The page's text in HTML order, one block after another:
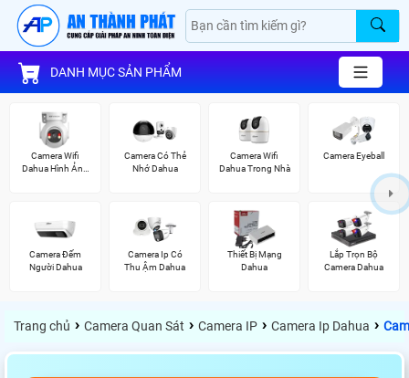
DANH MỤC SẢN PHẨM
Camera Wifi
Dahua Hình Ảnh
Camera Có Thẻ
Nhớ Dahua
Camera Wifi
Dahua Trong Nhà
Camera Eyeball
Camera Đếm
Người Dahua
Camera Ip Có
Thu Ậm Dahua
Thiết Bị Mạng
Dahua
Lắp Trọn Bộ
Camera Dahua
Trang chủ › Camera Quan Sát › Camera IP › Camera Ip Dahua ›